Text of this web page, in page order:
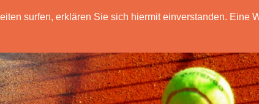
surfen, erklären Sie sich hiermit einverstanden. Eine